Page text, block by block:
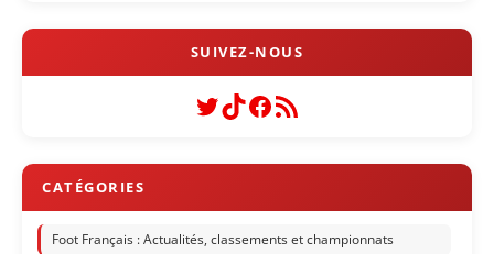
Twitter
TikTok
Facebook
Flux RSS
Foot Français : Actualités, classements et championnats